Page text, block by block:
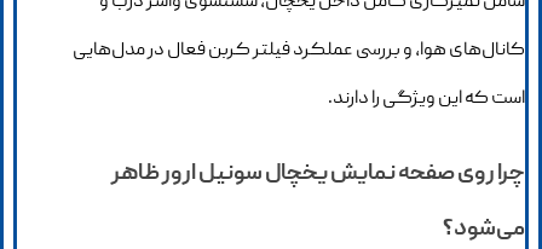
کانال‌های هوا، و بررسی عملکرد فیلتر کربن فعال در مدل‌هایی
است که این ویژگی را دارند.
چرا روی صفحه نمایش یخچال سونیل ارور ظاهر
می‌شود؟